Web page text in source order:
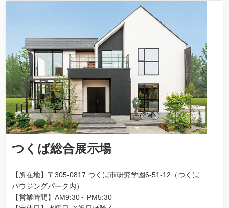
つくば総合展示場
【所在地】〒305-0817 つくば市研究学園6-51-12（つくば
ハウジングパーク内）
【営業時間】AM9:30～PM5:30